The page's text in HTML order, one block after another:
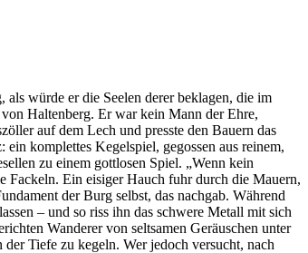
würde er die Seelen derer beklagen, die im
Haltenberg. Er war kein Mann der Ehre,
auf dem Lech und presste den Bauern das
komplettes Kegelspiel, gegossen aus reinem,
zu einem gottlosen Spiel. „Wenn kein
Fackeln. Ein eisiger Hauch fuhr durch die Mauern,
der Burg selbst, das nachgab. Während
– und so riss ihn das schwere Metall mit sich
Wanderer von seltsamen Geräuschen unter
Tiefe zu kegeln. Wer jedoch versucht, nach